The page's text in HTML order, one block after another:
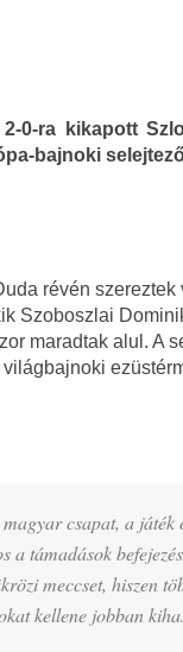
0-ra kikapott
bajnoki
révén szereztek
Szoboszlai
maradtak alul. A
csapat, a játék
a támadások
meccset, hiszen
kellene jobban